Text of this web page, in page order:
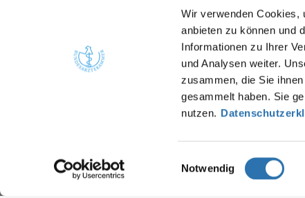
Wir verwenden Cookies,
anbieten zu können und
Informationen zu Ihrer
und Analysen weiter.
zusammen, die Sie
gesammelt haben. Sie
nutzen.
Einwilligungsauswahl
Notwendig
Quicklinks
Gesundheitsfachberufe